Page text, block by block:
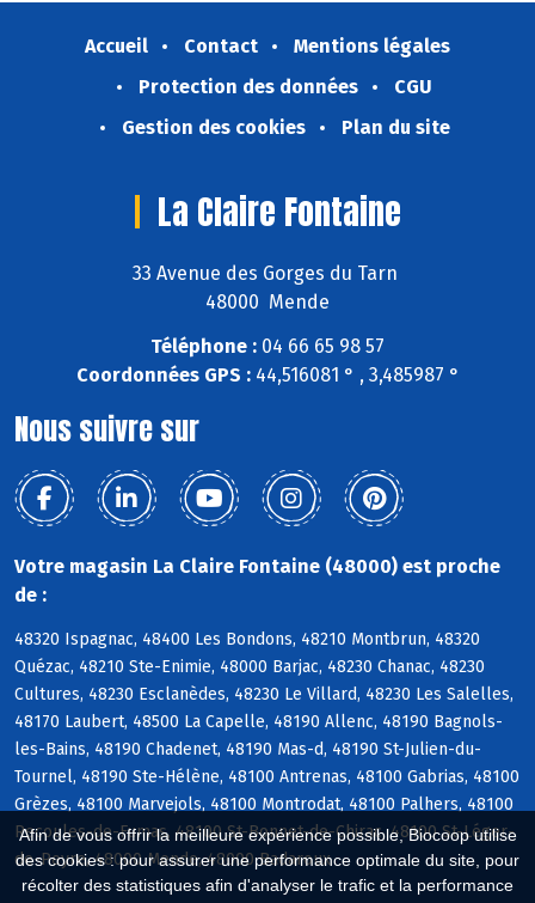
Afin de vous offrir la meilleure expérience possible, Biocoop utilise
des cookies : pour assurer une performance optimale du site, pour
récolter des statistiques afin d'analyser le trafic et la performance
Accueil Contact
Mentions légales
Protection des données
CGU
Gestion des cookies
Plan du site
La Claire Fontaine
33 Avenue des Gorges du Tarn
48000 Mende
Téléphone : 04 66 65 98 57
Coordonnées GPS :44,516081 ° , 3,485987 °
Nous suivre sur
Votre magasin La Claire Fontaine (48000) est proche
de :
48320 Ispagnac, 48400 Les Bondons, 48210 Montbrun, 48320
Quézac, 48210 Ste-Enimie, 48000 Barjac, 48230 Chanac, 48230
Cultures, 48230 Esclanèdes, 48230 Le Villard, 48230 Les Salelles,
48170 Laubert, 48500 La Capelle, 48190 Allenc, 48190 Bagnols-
les-Bains, 48190 Chadenet, 48190 Mas-d, 48190 St-Julien-du-
Tournel, 48190 Ste-Hélène, 48100 Antrenas, 48100 Gabrias, 48100
Grèzes, 48100 Marvejols, 48100 Montrodat, 48100 Palhers, 48100
Recoules-de-Fumas, 48100 St-Bonnet-de-Chirac, 48100 St-Léger-
de-Peyre, 48000 Mende, 48000 Badaroux